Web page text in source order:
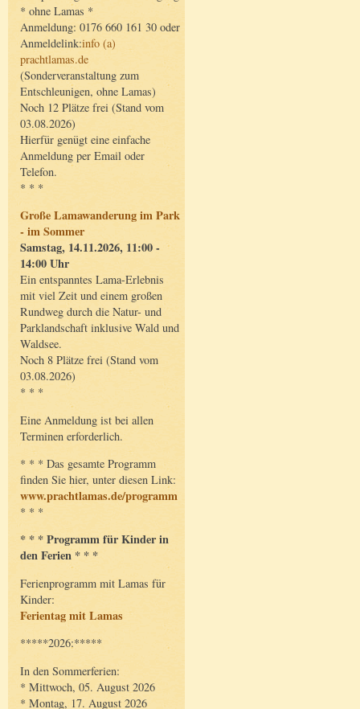
* ohne Lamas *
Anmeldung: 0176 660 161 30 oder
Anmeldelink:info (a)
prachtlamas.de
(Sonderveranstaltung zum
Entschleunigen, ohne Lamas)
Noch 12 Plätze frei (Stand vom
03.08.2026)
Hierfür genügt eine einfache
Anmeldung per Email oder
Telefon.
* * *
Große Lamawanderung im Park
- im Sommer
Samstag, 14.11.2026, 11:00 -
14:00 Uhr
Ein entspanntes Lama-Erlebnis
mit viel Zeit und einem großen
Rundweg durch die Natur- und
Parklandschaft inklusive Wald und
Waldsee.
Noch 8 Plätze frei (Stand vom
03.08.2026)
* * *
Eine Anmeldung ist bei allen
Terminen erforderlich.
* * * Das gesamte Programm
finden Sie hier, unter diesen Link:
www.prachtlamas.de/programm
* * *
* * * Programm für Kinder in
den Ferien * * *
Ferienprogramm mit Lamas für
Kinder:
Ferientag mit Lamas
*****2026:*****
In den Sommerferien:
* Mittwoch, 05. August 2026
* Montag, 17. August 2026